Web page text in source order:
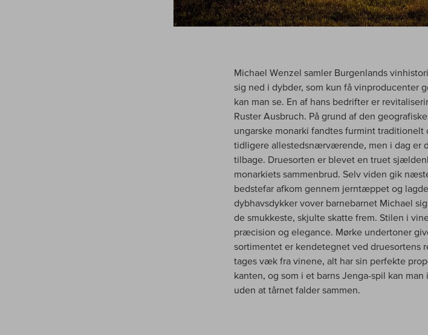
Michael Wenzel samler Burgenlands
sig ned i dybder, som kun få vinproducenter
kan man se. En af hans bedrifter er
Ruster Ausbruch. På grund af den
ungarske monarki fandtes furmint traditionelt
tidligere allestedsnærværende, men i dag er
tilbage. Druesorten er blevet en truet
monarkiets sammenbrud. Selv viden gik
bedstefar afkom gennem jerntæppet og
dybhavsdykker vover barnebarnet Michael
de smukkeste, skjulte skatte frem. Stilen i
præcision og elegance. Mørke undertoner
sortimentet er kendetegnet ved druesortens
tages væk fra vinene, alt har sin perfekte
kanten, og som i et barns Jenga-spil kan
uden at tårnet falder sammen.